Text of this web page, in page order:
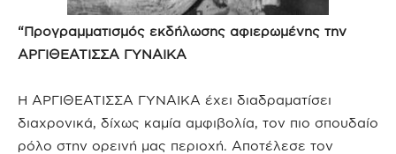
“Προγραμματισμός εκδήλωσης αφιερωμένης την
ΑΡΓΙΘΕΑΤΙΣΣΑ ΓΥΝΑΙΚΑ
Η ΑΡΓΙΘΕΑΤΙΣΣΑ ΓΥΝΑΙΚΑ έχει διαδραματίσει
διαχρονικά, δίχως καμία αμφιβολία, τον πιο σπουδαίο
ρόλο στην ορεινή μας περιοχή. Αποτέλεσε τον